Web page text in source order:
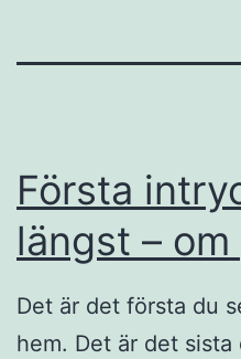
Första
längst –
Det är det första du
hem. Det är det